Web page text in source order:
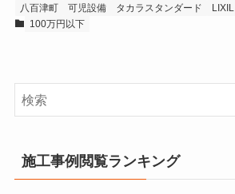
八百津町
可児設備 タカラスタンダード
LIXIL
100万円以下
施工事例閲覧ランキング